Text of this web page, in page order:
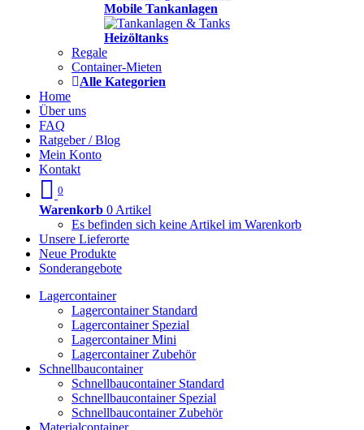
Mobile Tankanlagen
Heizöltanks
Regale
Container-Mieten
Alle Kategorien
Home
Über uns
FAQ
Ratgeber / Blog
Mein Konto
Kontakt
0
Warenkorb 0 Artikel
Es befinden sich keine Artikel im Warenkorb
Unsere Lieferorte
Neue Produkte
Sonderangebote
Lagercontainer
Lagercontainer Standard
Lagercontainer Spezial
Lagercontainer Mini
Lagercontainer Zubehör
Schnellbaucontainer
Schnellbaucontainer Standard
Schnellbaucontainer Spezial
Schnellbaucontainer Zubehör
Materialcontainer